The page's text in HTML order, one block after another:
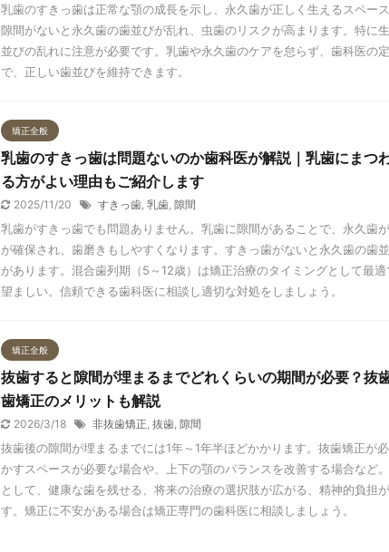
乳歯のすきっ歯は正常な顎の成長を示し、永久歯が正しく生えるスペー
隙間がないと永久歯の歯並びが乱れ、虫歯のリスクが高まります。特に
並びの乱れに注意が必要です。乳歯や永久歯のケアを怠らず、歯科医の
で、正しい歯並びを維持できます。
矯正全般
乳歯のすきっ歯は問題ないのか歯科医が解説｜乳歯にまつ
る方がよい理由もご紹介します
2025/11/20 すきっ歯, 乳歯, 隙間
乳歯がすきっ歯でも問題ありません。乳歯に隙間があることで、永久歯
が確保され、歯磨きもしやすくなります。すきっ歯がないと永久歯の歯
があります。混合歯列期（5～12歳）は矯正治療のタイミングとして最
望ましい。信頼できる歯科医に相談し適切な対処をしましょう。
矯正全般
抜歯すると隙間が埋まるまでどれくらいの期間が必要？抜
歯矯正のメリットも解説
2026/3/18 非抜歯矯正, 抜歯, 隙間
抜歯後の隙間が埋まるまでには1年～1年半ほどかかります。抜歯矯正が
かすスペースが必要な場合や、上下の顎のバランスを改善する場合など
として、健康な歯を残せる、将来の治療の選択肢が広がる、精神的負担
す。矯正に不安がある場合は矯正専門の歯科医に相談しましょう。